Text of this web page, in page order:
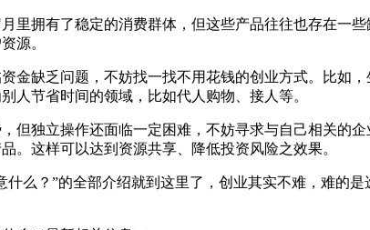
里拥有了稳定的消费群体，但这些产品往往也存在一
源。
金缺乏问题，不妨找一找不用花钱的创业方式。比如
人节省时间的领域，比如代人购物、接人等。
但独立操作还面临一定困难，不妨寻求与自己相关的
。这样可以达到资源共享、降低投资风险之效果。
么？”的全部介绍就到这里了，创业其实不难，难的是